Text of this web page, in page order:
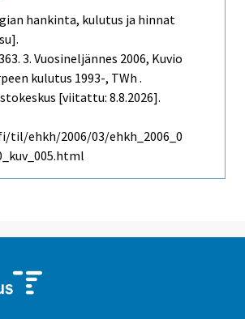
hankinta, kulutus ja hinnat
3. Vuosineljännes 2006, Kuvio
kulutus 1993-, TWh .
[viitattu: 8.8.2026].
ehkh/2006/03/ehkh_2006_0